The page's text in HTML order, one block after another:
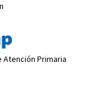
Atención Primaria